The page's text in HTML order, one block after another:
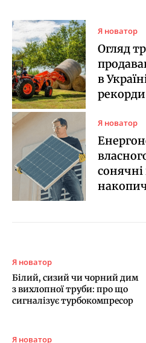
Я новатор
Огляд
в
Я новатор
сонячні
Я новатор
Білий, сизий чи чорний дим
з вихлопної труби: про що
сигналізує турбокомпресор
Я новатор